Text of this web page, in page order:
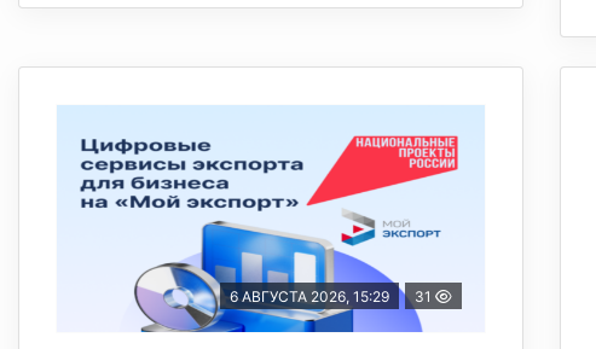
6 АВГУСТА 2026, 15:29 31